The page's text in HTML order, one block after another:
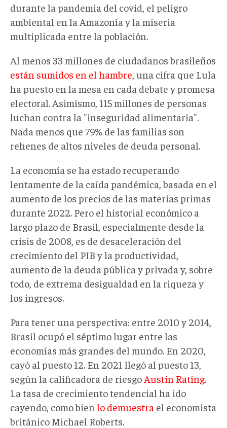
durante la pandemia del covid, el peligro
ambiental en la Amazonía y la miseria
multiplicada entre la población.
Al menos 33 millones de ciudadanos brasileños
están sumidos en el hambre , una cifra que Lula
ha puesto en la mesa en cada debate y promesa
electoral. Asimismo, 115 millones de personas
luchan contra la "inseguridad alimentaria".
Nada menos que 79% de las familias son
rehenes de altos niveles de deuda personal.
La economía se ha estado recuperando
lentamente de la caída pandémica, basada en el
aumento de los precios de las materias primas
durante 2022. Pero el historial económico a
largo plazo de Brasil, especialmente desde la
crisis de 2008, es de desaceleración del
crecimiento del PIB y la productividad,
aumento de la deuda pública y privada y, sobre
todo, de extrema desigualdad en la riqueza y
los ingresos.
Para tener una perspectiva: entre 2010 y 2014,
Brasil ocupó el séptimo lugar entre las
economías más grandes del mundo. En 2020,
cayó al puesto 12. En 2021 llegó al puesto 13,
según la calificadora de riesgo Austin Rating.
La tasa de crecimiento tendencial ha ido
cayendo, como bien lo demuestra el economista
británico Michael Roberts.